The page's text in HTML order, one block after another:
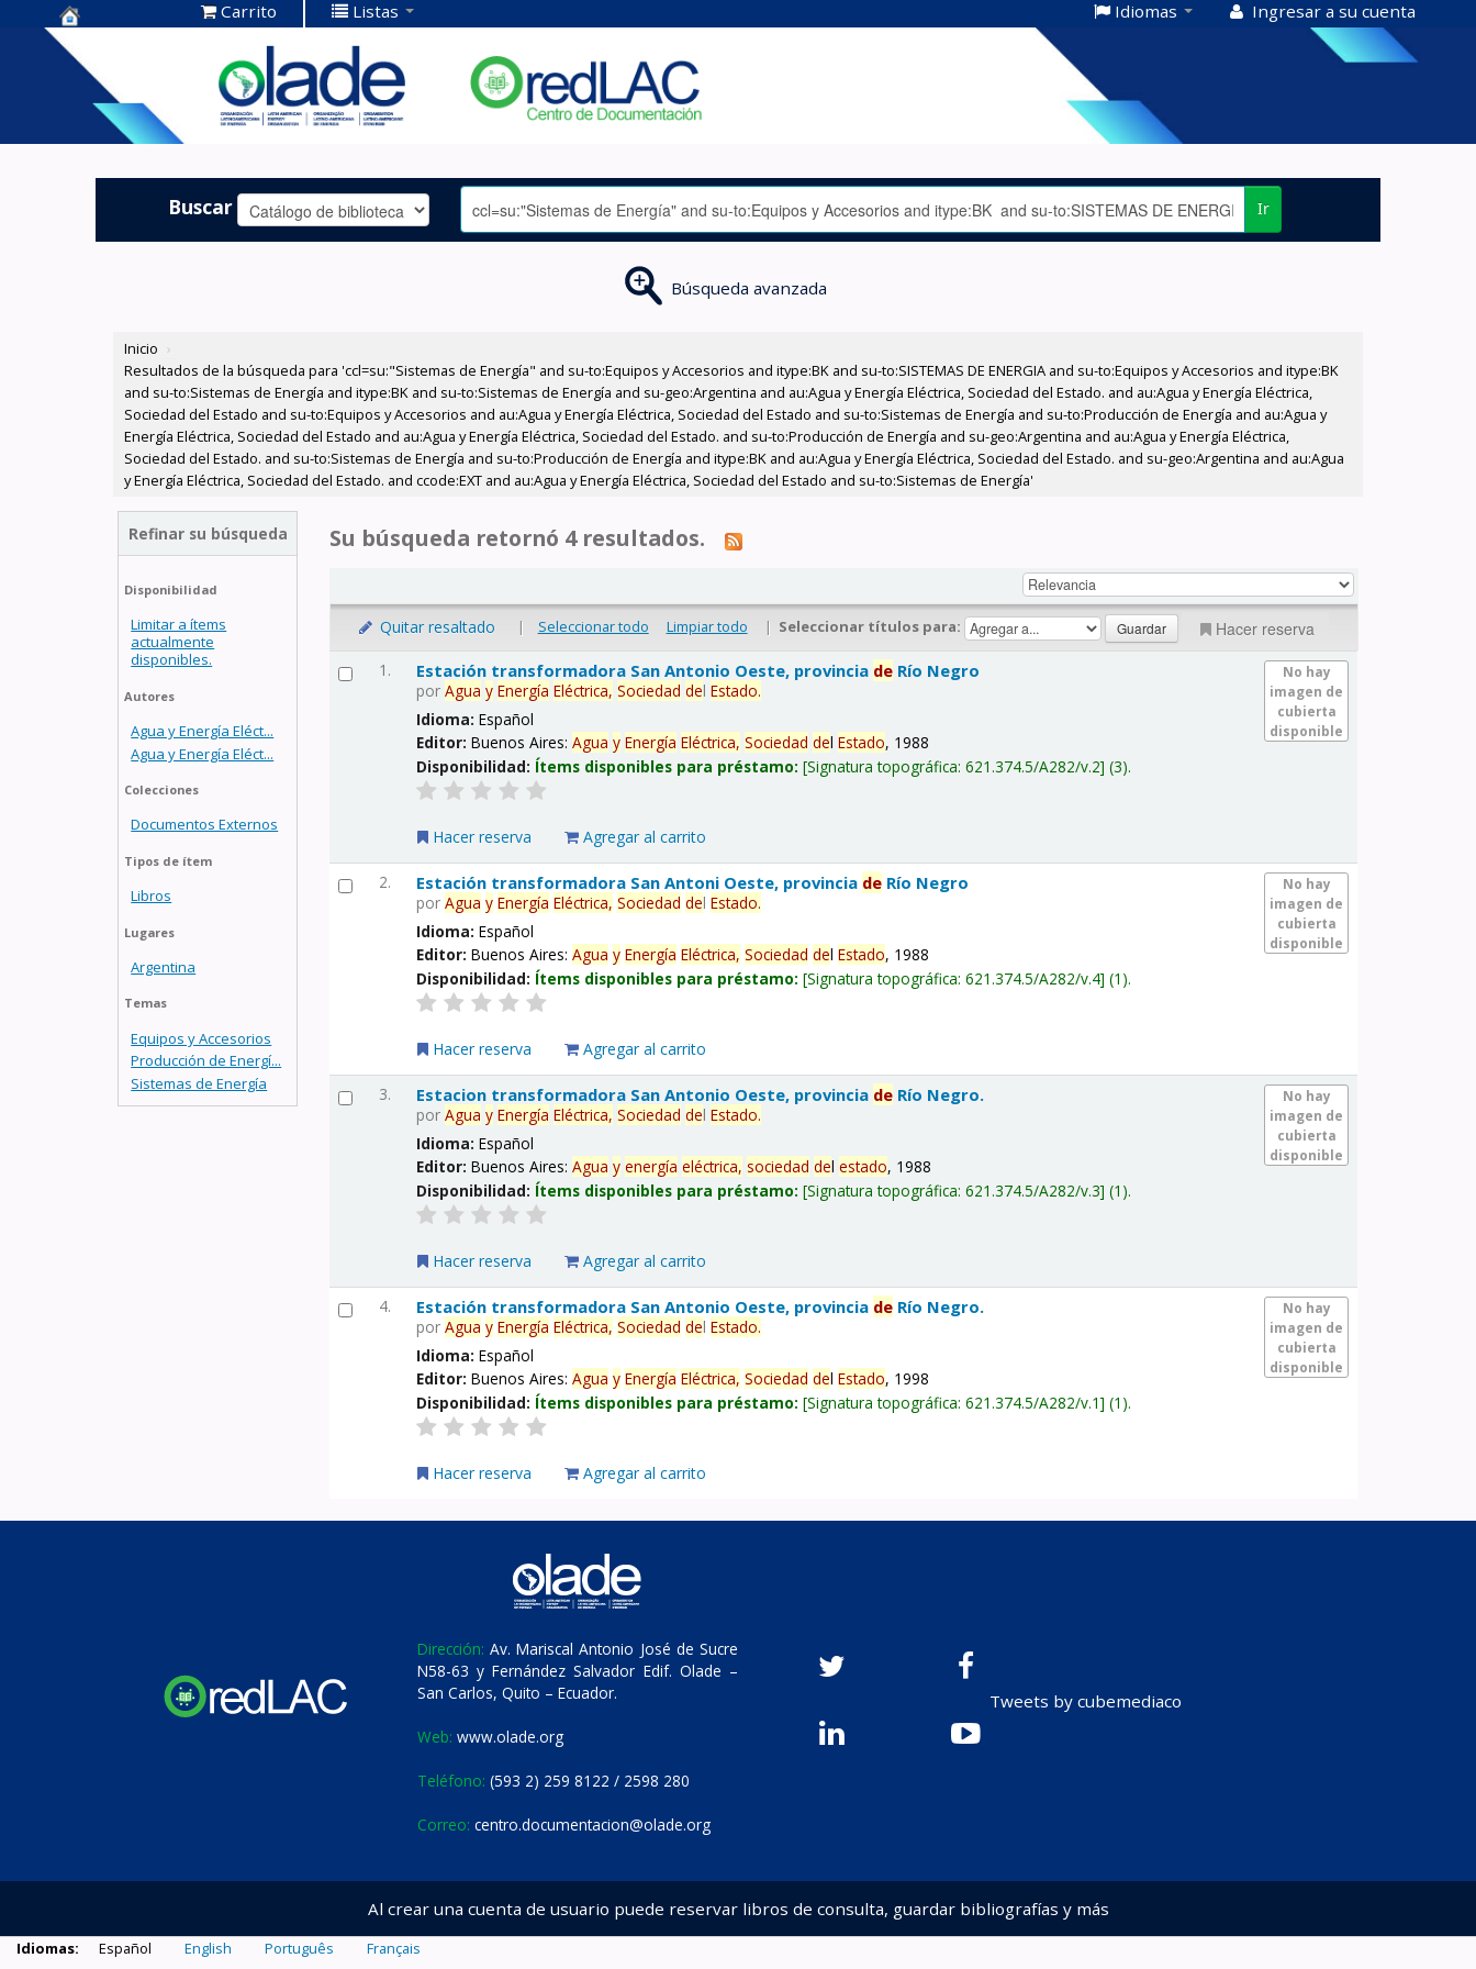
Centro de
Documentación
OLADE -
Carrito Listas Idiomas Ingresar a su cuenta
Buscar Ir
Búsqueda avanzada
Inicio ›
Resultados de la búsqueda para 'ccl=su:"Sistemas de Energía" and su-to:Equipos y Accesorios and itype:BK and su-to:SISTEMAS DE ENERGIA and su-to:Equipos y Accesorios and itype:BK
and su-to:Sistemas de Energía and itype:BK and su-to:Sistemas de Energía and su-geo:Argentina and au:Agua y Energía Eléctrica, Sociedad del Estado. and au:Agua y Energía Eléctrica,
Sociedad del Estado and su-to:Equipos y Accesorios and au:Agua y Energía Eléctrica, Sociedad del Estado and su-to:Sistemas de Energía and su-to:Producción de Energía and au:Agua y
Energía Eléctrica, Sociedad del Estado and au:Agua y Energía Eléctrica, Sociedad del Estado. and su-to:Producción de Energía and su-geo:Argentina and au:Agua y Energía Eléctrica,
Sociedad del Estado. and su-to:Sistemas de Energía and su-to:Producción de Energía and itype:BK and au:Agua y Energía Eléctrica, Sociedad del Estado. and su-geo:Argentina and au:Agua
y Energía Eléctrica, Sociedad del Estado. and ccode:EXT and au:Agua y Energía Eléctrica, Sociedad del Estado and su-to:Sistemas de Energía'
Refinar su búsqueda
Disponibilidad
Limitar a ítems
actualmente
disponibles.
Autores
Agua y Energía Eléct...
Agua y Energía Eléct...
Colecciones
Documentos Externos
Tipos de ítem
Libros
Lugares
Argentina
Temas
Equipos y Accesorios
Producción de Energí...
Sistemas de Energía
Su búsqueda retornó 4 resultados.
Quitar resaltado | Seleccionar todo Limpiar todo | Seleccionar títulos para: Hacer reserva
1.
No hay
imagen de
cubierta
disponible
Estación transformadora San Antonio Oeste, provincia de Río Negro
porAgua y Energía Eléctrica, Sociedad delEstado.
Idioma:Español
Editor:Buenos Aires:Agua y Energía Eléctrica, Sociedad delEstado, 1988
Disponibilidad: Ítems disponibles para préstamo: Signatura topográfica:621.374.5/A282/v.2 (3).
Hacer reserva Agregar al carrito
2.
No hay
imagen de
cubierta
disponible
Estación transformadora San Antoni Oeste, provincia de Río Negro
porAgua y Energía Eléctrica, Sociedad delEstado.
Idioma:Español
Editor:Buenos Aires:Agua y Energía Eléctrica, Sociedad delEstado, 1988
Disponibilidad: Ítems disponibles para préstamo: Signatura topográfica:621.374.5/A282/v.4 (1).
Hacer reserva Agregar al carrito
3.
No hay
imagen de
cubierta
disponible
Estacion transformadora San Antonio Oeste, provincia de Río Negro.
porAgua y Energía Eléctrica, Sociedad delEstado.
Idioma:Español
Editor:Buenos Aires:Agua y energía eléctrica, sociedad delestado, 1988
Disponibilidad: Ítems disponibles para préstamo: Signatura topográfica:621.374.5/A282/v.3 (1).
Hacer reserva Agregar al carrito
4.
No hay
imagen de
cubierta
disponible
Estación transformadora San Antonio Oeste, provincia de Río Negro.
porAgua y Energía Eléctrica, Sociedad delEstado.
Idioma:Español
Editor:Buenos Aires:Agua y Energía Eléctrica, Sociedad delEstado, 1998
Disponibilidad: Ítems disponibles para préstamo: Signatura topográfica:621.374.5/A282/v.1 (1).
Hacer reserva Agregar al carrito
Dirección: Av. Mariscal Antonio José de Sucre
N58-63 y Fernández Salvador Edif. Olade –
San Carlos, Quito – Ecuador.
Web: www.olade.org
Teléfono: (593 2) 259 8122 / 2598 280
Correo: centro.documentacion@olade.org
Tweets by cubemediaco
Al crear una cuenta de usuario puede reservar libros de consulta, guardar bibliografías y más
Idiomas: Español English Português Français